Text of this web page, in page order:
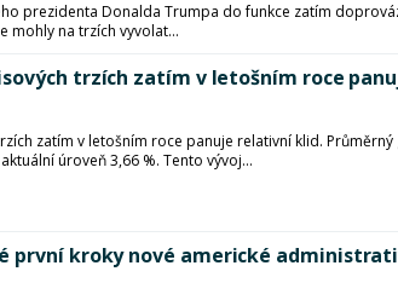
prezidenta Donalda Trumpa do funkce zatím
mohly na trzích vyvolat...
trzích zatím v letošním roce
zatím v letošním roce panuje relativní klid.
úroveň 3,66 %. Tento vývoj...
první kroky nové americké